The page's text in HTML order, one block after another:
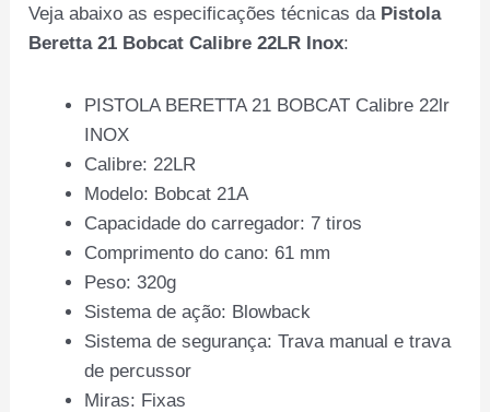
Veja abaixo as especificações técnicas da Pistola
Beretta 21 Bobcat Calibre 22LR Inox:
PISTOLA BERETTA 21 BOBCAT Calibre 22lr
INOX
Calibre: 22LR
Modelo: Bobcat 21A
Capacidade do carregador: 7 tiros
Comprimento do cano: 61 mm
Peso: 320g
Sistema de ação: Blowback
Sistema de segurança: Trava manual e trava
de percussor
Miras: Fixas